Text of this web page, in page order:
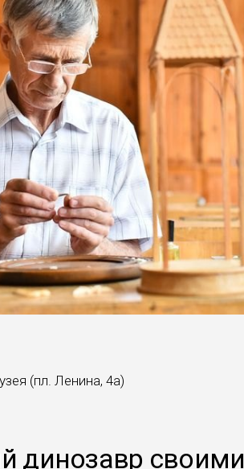
(пл. Ленина, 4а)
динозавр